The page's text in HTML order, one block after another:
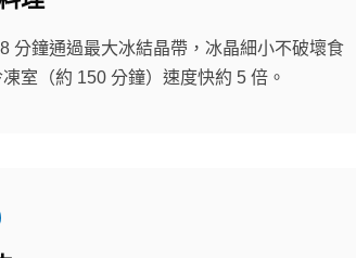
分鐘通過最大冰結晶帶，冰晶細小不破壞食
室（約 150 分鐘）速度快約 5 倍。